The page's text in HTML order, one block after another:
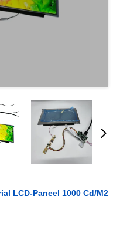
LCD-Paneel 1000 Cd/m2